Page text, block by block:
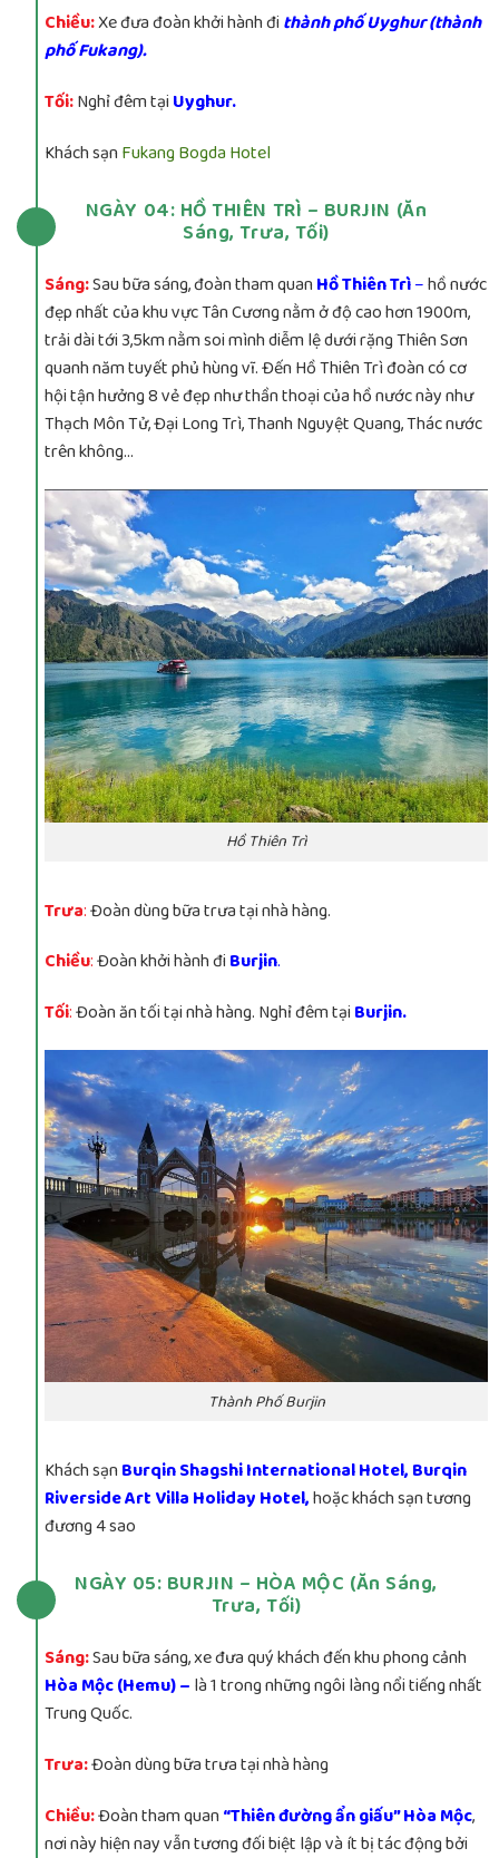
Chiều:Xe đưa đoàn khởi hành đi thành phố Uyghur (thành
phố Fukang).
Tối:Nghỉ đêm tại Uyghur.
Khách sạnFukang Bogda Hotel
NGÀY 04: HỒ THIÊN TRÌ – BURJIN (Ăn
Sáng, Trưa, Tối)
Sáng:Sau bữa sáng, đoàn tham quanHồ Thiên Trì–hồ nước
đẹp nhất của khu vực Tân Cương nằm ở độ cao hơn 1900m,
trải dài tới 3,5km nằm soi mình diễm lệ dưới rặng Thiên Sơn
quanh năm tuyết phủ hùng vĩ. Đến Hồ Thiên Trì đoàn có cơ
hội tận hưởng 8 vẻ đẹp như thần thoại của hồ nước này như
Thạch Môn Tử, Đại Long Trì, Thanh Nguyệt Quang, Thác nước
trên không…
Hồ Thiên Trì
Trưa:Đoàn dùng bữa trưa tại nhà hàng.
Chiều:Đoàn khởi hành đi Burjin.
Tối:Đoàn ăn tối tại nhà hàng. Nghỉ đêm tại Burjin.
Thành Phố Burjin
Khách sạnBurqin Shagshi International Hotel, Burqin
Riverside Art Villa Holiday Hotel,hoặc khách sạn tương
đương 4 sao
NGÀY 05: BURJIN – HÒA MỘC (Ăn Sáng,
Trưa, Tối)
Sáng:Sau bữa sáng, xe đưa quý khách đến khu phong cảnh
Hòa Mộc (Hemu) – là 1 trong những ngôi làng nổi tiếng nhất
Trung Quốc.
Trưa:Đoàn dùng bữa trưa tại nhà hàng
Chiều:Đoàn tham quan“Thiên đường ẩn giấu” Hòa Mộc,
nơi này hiện nay vẫn tương đối biệt lập và ít bị tác động bởi